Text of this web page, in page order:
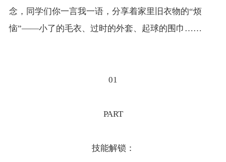
念，同学们你一言我一语，分享着家里旧衣物的“烦
恼”——小了的毛衣、过时的外套、起球的围巾……
01
PART
技能解锁：